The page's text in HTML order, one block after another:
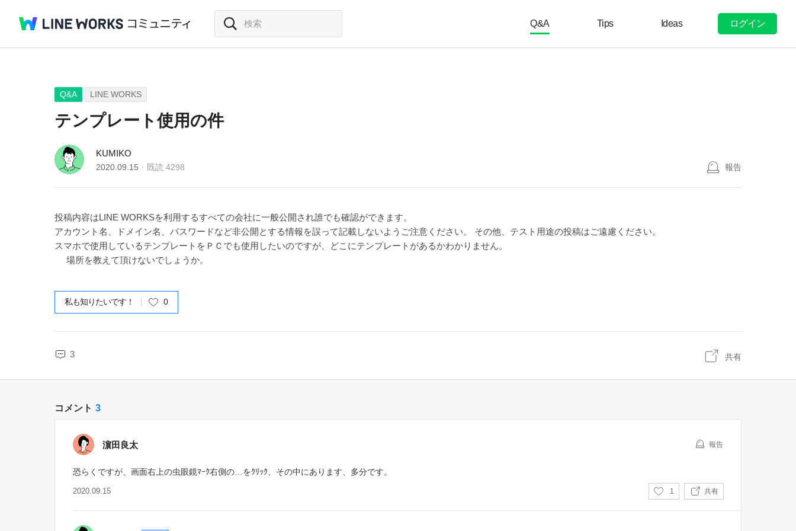
Q&A Tips Ideas ログイン
Q&A LINE WORKS
テンプレート使用の件
KUMIKO
2020.09.15 既読 4298 報告
投稿内容はLINE WORKSを利用するすべての会社に一般公開され誰でも確認ができます。
アカウント名、ドメイン名、パスワードなど非公開とする情報を誤って記載しないようご注意ください。 その他、テスト用途の投稿はご遠慮ください。
スマホで使用しているテンプレートをＰＣでも使用したいのですが、どこにテンプレートがあるかわかりません。
場所を教えて頂けないでしょうか。
私も知りたいです！ 0
3 共有
コメント 3
濵田良太 報告
恐らくですが、画面右上の虫眼鏡ﾏｰｸ右側の…をｸﾘｯｸ、その中にあります、多分です。
2020.09.15
い
1 共有